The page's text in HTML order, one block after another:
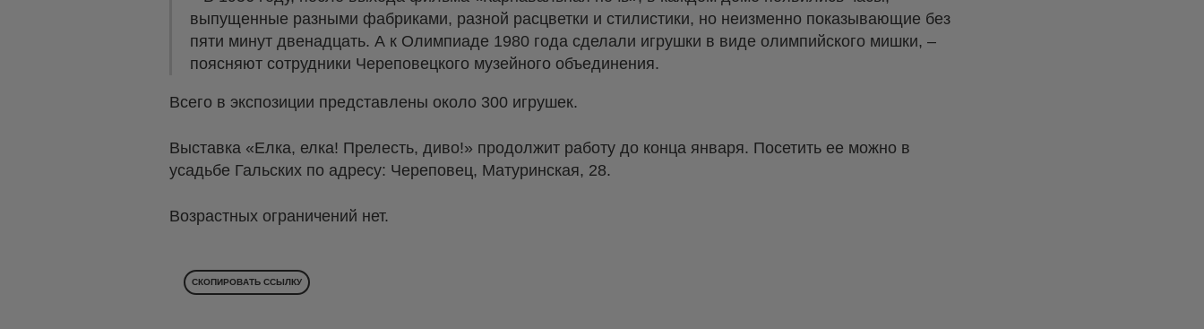
выпущенные разными фабриками, разной расцветки и стилистики, но неизменно показывающие без
пяти минут двенадцать. А к Олимпиаде 1980 года сделали игрушки в виде олимпийского мишки, –
поясняют сотрудники Череповецкого музейного объединения.
Всего в экспозиции представлены около 300 игрушек.
Выставка «Елка, елка! Прелесть, диво!» продолжит работу до конца января. Посетить ее можно в
усадьбе Гальских по адресу: Череповец, Матуринская, 28.
Возрастных ограничений нет.
СКОПИРОВАТЬ ССЫЛКУ